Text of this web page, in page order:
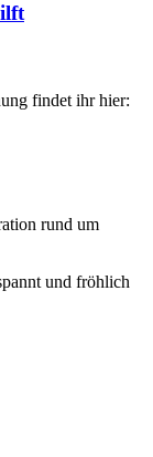
findet ihr hier:
rund um
und fröhlich